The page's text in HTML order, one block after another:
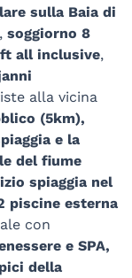
sulla Baia di
soggiorno 8
all inclusive,
alla vicina
(5km),
e la
del fiume
spiaggia nel
piscine esterna
con
e SPA,
della